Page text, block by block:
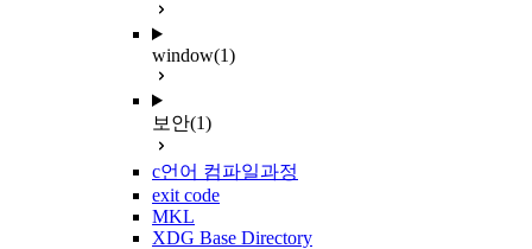
window(1)
보안(1)
c언어 컴파일과정
exit code
MKL
XDG Base Directory